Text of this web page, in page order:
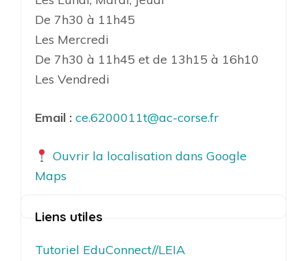
De 7h30 à 11h45
Les Mercredi
De 7h30 à 11h45 et de 13h15 à 16h10
Les Vendredi
Email : ce.6200011t@ac-corse.fr
Ouvrir la localisation dans Google
Maps
Liens utiles
Tutoriel EduConnect//LEIA